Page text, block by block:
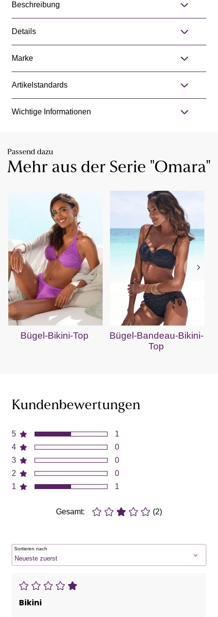
Beschreibung
Details
Marke
Artikelstandards
Wichtige Informationen
Passend dazu
Mehr aus der Serie "Omara"
Bügel-Bikini-Top
Bügel-Bandeau-Bikini-
Top
Kundenbewertungen
5
4
3
2
1
1
0
0
0
1
Gesamt: (2)
Sortieren nach
Bikini